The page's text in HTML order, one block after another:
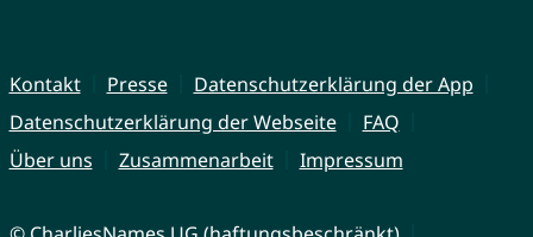
Kontakt Presse
Datenschutzerklärung der App
Datenschutzerklärung der Webseite
FAQ
Über uns
Zusammenarbeit Impressum